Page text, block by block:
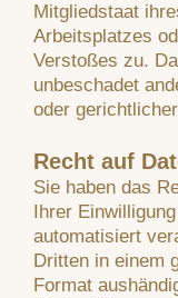
Mitgliedstaat
Arbeitsplatzes
Verstoßes zu.
unbeschadet
oder
Recht auf
Sie haben das
Ihrer
automatisiert
Dritten in einem
Format